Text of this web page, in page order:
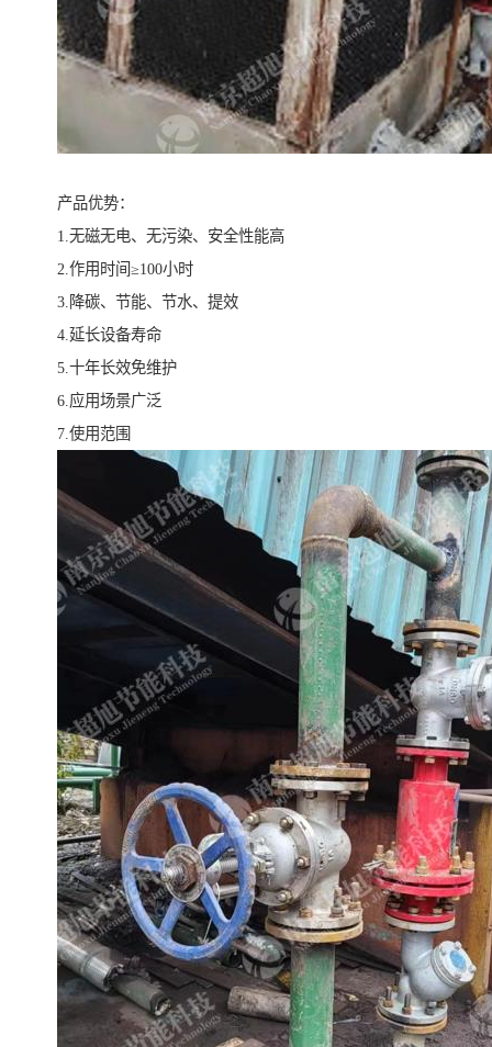
产品优势：
1.无磁无电、无污染、安全性能高
2.作用时间≥100小时
3.降碳、节能、节水、提效
4.延长设备寿命
5.十年长效免维护
6.应用场景广泛
7.使用范围